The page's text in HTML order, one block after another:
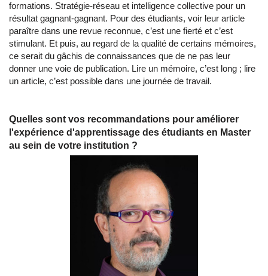
formations. Stratégie-réseau et intelligence collective pour un
résultat gagnant-gagnant. Pour des étudiants, voir leur article
paraître dans une revue reconnue, c’est une fierté et c’est
stimulant. Et puis, au regard de la qualité de certains mémoires,
ce serait du gâchis de connaissances que de ne pas leur
donner une voie de publication. Lire un mémoire, c’est long ; lire
un article, c’est possible dans une journée de travail.
Quelles sont vos recommandations pour améliorer
l'expérience d'apprentissage des étudiants en Master
au sein de votre institution ?